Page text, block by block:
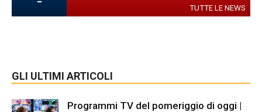
TUTTE LE NEWS
GLI ULTIMI ARTICOLI
Programmi TV del pomeriggio di oggi |